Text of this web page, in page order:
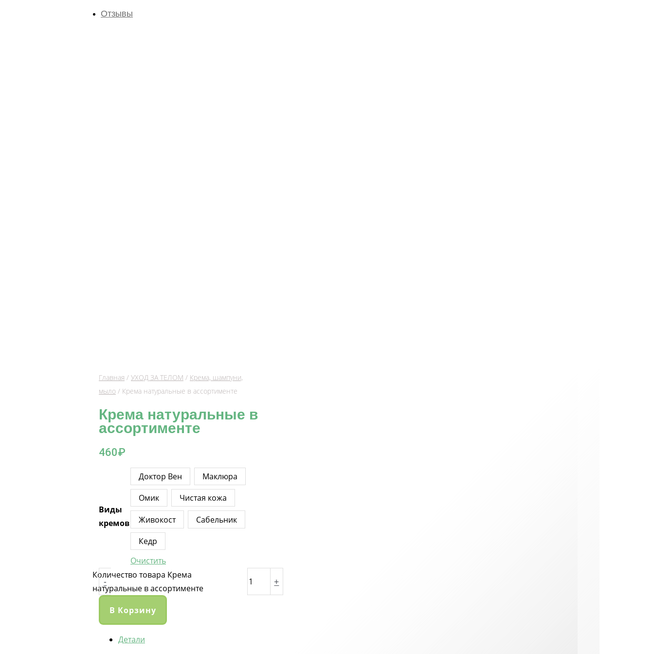
Отзывы
Главная / УХОД ЗА ТЕЛОМ / Крема, шампуни,
мыло / Крема натуральные в ассортименте
Крема натуральные в
ассортименте
460₽
Виды
кремов
Доктор Вен Маклюра
Омик Чистая кожа
Живокост Сабельник
Кедр
Очистить
-
Количество товара Крема
натуральные в ассортименте
+
В Корзину
Детали